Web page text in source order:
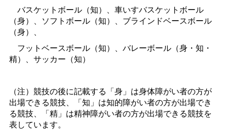
バスケットボール（知）、車いすバスケットボール
（身）、ソフトボール（知）、ブラインドベースボール
（身）、
フットベースボール（知）、バレーボール（身・知・
精）、サッカー（知）
（注）競技の後に記載する「身」は身体障がい者の方が
出場できる競技、「知」は知的障がい者の方が出場でき
る競技、「精」は精神障がい者の方が出場できる競技を
表しています。